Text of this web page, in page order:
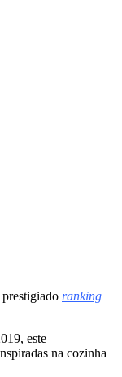
ranking
este
na cozinha